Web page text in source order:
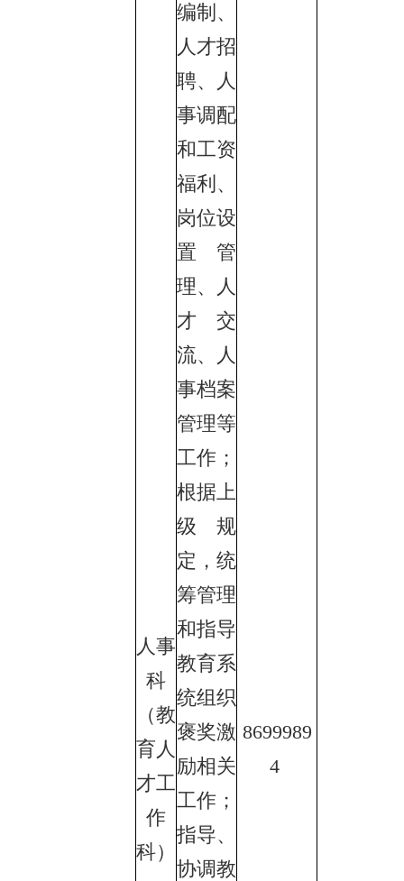
人事
科
（教
育人
才工
作
科）
编制、
人才招
聘、人
事调配
和工资
福利、
岗位设
置管
理、人
才交
流、人
事档案
管理等
工作；
根据上
级规
定，统
筹管理
和指导
教育系
统组织
褒奖激
励相关
工作；
指导、
协调教
8699989
4